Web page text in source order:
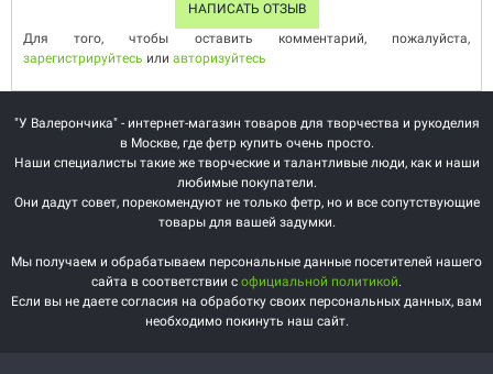
НАПИСАТЬ ОТЗЫВ
Для того, чтобы оставить комментарий, пожалуйста,
зарегистрируйтесь или авторизуйтесь
"У Валерончика" - интернет-магазин товаров для творчества и рукоделия
в Москве, где фетр купить очень просто.
Наши специалисты такие же творческие и талантливые люди, как и наши
любимые покупатели.
Они дадут совет, порекомендуют не только фетр, но и все сопутствующие
товары для вашей задумки.
Мы получаем и обрабатываем персональные данные посетителей нашего
сайта в соответствии с официальной политикой.
Если вы не даете согласия на обработку своих персональных данных, вам
необходимо покинуть наш сайт.